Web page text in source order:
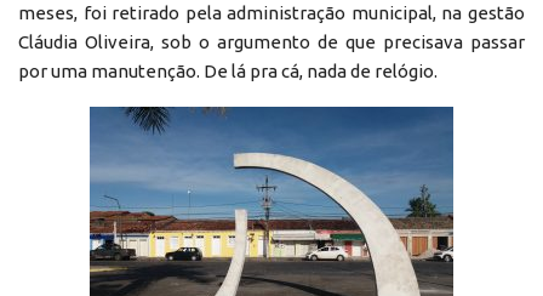
meses, foi retirado pela administração municipal, na gestão
Cláudia Oliveira, sob o argumento de que precisava passar
por uma manutenção. De lá pra cá, nada de relógio.